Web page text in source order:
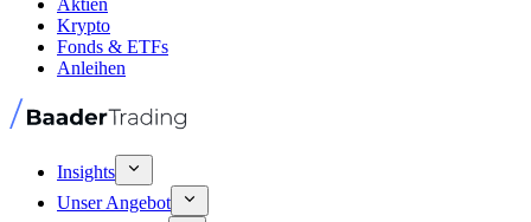
Aktien
Krypto
Fonds & ETFs
Anleihen
Insights
Unser Angebot